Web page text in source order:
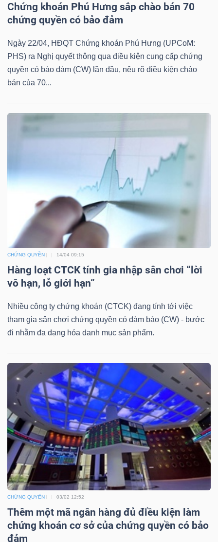
Chứng khoán Phú Hưng sắp chào bán 70
chứng quyền có bảo đảm
Ngày 22/04, HĐQT Chứng khoán Phú Hưng (UPCoM:
PHS) ra Nghị quyết thông qua điều kiện cung cấp chứng
quyền có bảo đảm (CW) lần đầu, nêu rõ điều kiện chào
bán của 70...
CHỨNG QUYỀN 14/04 09:15
Hàng loạt CTCK tính gia nhập sân chơi “lời
vô hạn, lỗ giới hạn”
Nhiều công ty chứng khoán (CTCK) đang tính tới việc
tham gia sân chơi chứng quyền có đảm bảo (CW) - bước
đi nhằm đa dạng hóa danh mục sản phẩm.
CHỨNG QUYỀN 03/02 12:52
Thêm một mã ngân hàng đủ điều kiện làm
chứng khoán cơ sở của chứng quyền có bảo
đảm
TIỆN
SẢN
(-)
Tất cả Cổ phiếu Chỉ số Chứng chỉ quỹ
Lãnh
đạo
Tất cả Người nội bộ
Tin
tức
(-)
Bài
viết
giả
(-)
Báo
cáo
phân
tích
(-)